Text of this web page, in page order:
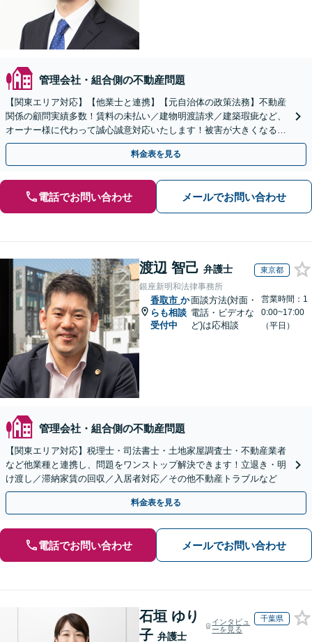
管理会社・組合側の不動産問題
【関東エリア対応】【他業士と連携】【元自治体の政策法務】不動産
関係の顧問実績多数！賃料の未払い／建物明渡請求／建築瑕疵など、
オーナー様に代わって誠心誠意対応いたします！被害が大きくなる前
にご相談ください【初回来所相談30分無料】
料金表を見る
電話でお問い合わせ メールでお問い合わせ
渡辺 智己 弁護士 東京都
銀座新明和法律事務所
香取市 か
らも相談
受付中
面談方法(対面・
電話・ビデオな
ど)は応相談
営業時間：1
0:00~17:00
（平日）
管理会社・組合側の不動産問題
【関東エリア対応】税理士・司法書士・土地家屋調査士・不動産業者
など他業種と連携し、問題をワンストップ解決できます！立退き・明
け渡し／滞納家賃の回収／入居者対応／その他不動産トラブルなど
料金表を見る
電話でお問い合わせ メールでお問い合わせ
石垣 ゆり
子 弁護士
インタビュ
ーを見る
千葉県